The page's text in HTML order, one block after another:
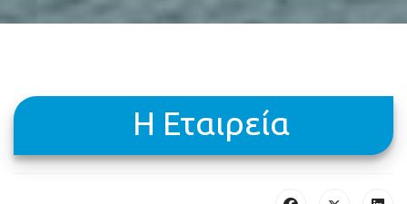
H Εταιρεία